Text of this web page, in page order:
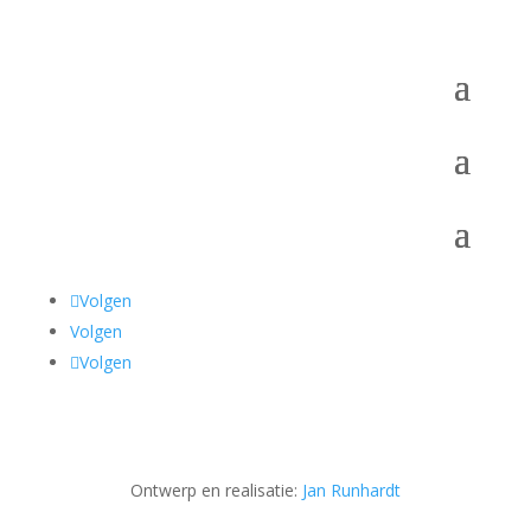
Volgen
Volgen
Volgen
Ontwerp en realisatie: Jan Runhardt